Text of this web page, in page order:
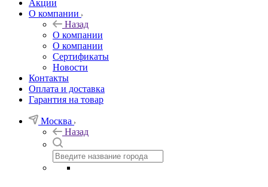
Акции
О компании
Назад
О компании
О компании
Сертификаты
Новости
Контакты
Оплата и доставка
Гарантия на товар
Москва
Назад